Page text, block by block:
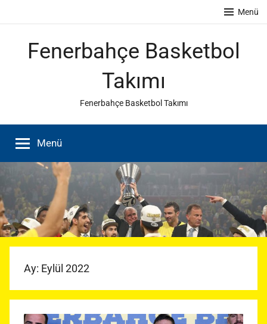
Menü
Fenerbahçe Basketbol
Takımı
Fenerbahçe Basketbol Takımı
Menü
Ay: Eylül 2022